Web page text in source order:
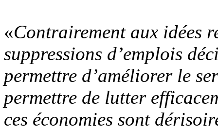
«Contrairement aux idées
suppressions d’emplois
permettre d’améliorer le
permettre de lutter
ces économies sont